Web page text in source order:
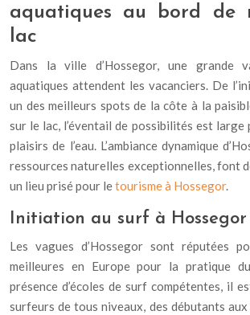
aquatiques au bord de
lac
Dans la ville d’Hossegor, une grande
aquatiques attendent les vacanciers. De
un des meilleurs spots de la côte à la
sur le lac, l’éventail de possibilités est large
plaisirs de l’eau. L’ambiance dynamique
ressources naturelles exceptionnelles, font
un lieu prisé pour letourisme à Hossegor.
Initiation au surf à Hossegor
Les vagues d’Hossegor sont réputées
meilleures en Europe pour la pratique
présence d’écoles de surf compétentes, il
surfeurs de tous niveaux, des débutants